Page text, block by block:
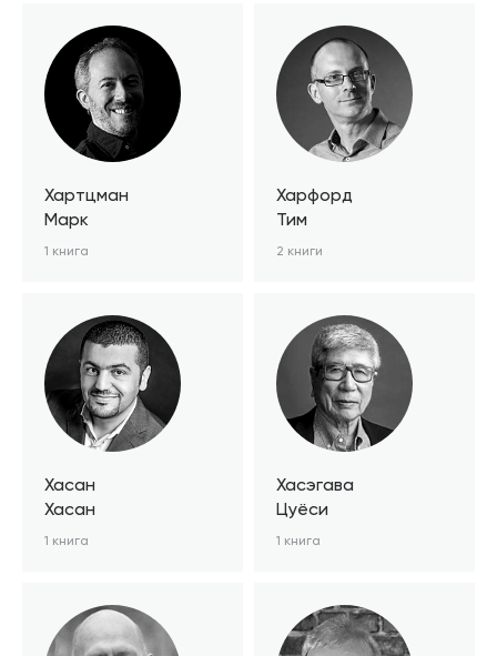
Хартцман
Марк
1 книга
Харфорд
Тим
2 книги
Хасан
Хасан
1 книга
Хасэгава
Цуёси
1 книга